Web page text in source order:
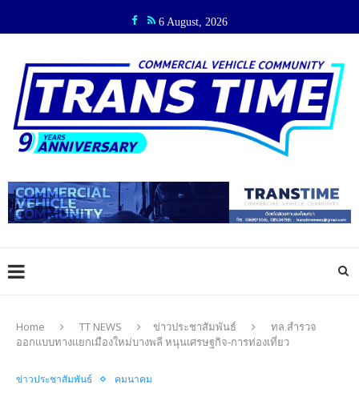
6 August, 2026
Home TT NEWS ข่าวประชาสัมพันธ์
ทล.สำรวจ
ออกแบบทางแยกเมืองใหม่บางพลี หนุนเศรษฐกิจ-การท่องเที่ยว
ข่าวประชาสัมพันธ์ คมนาคม